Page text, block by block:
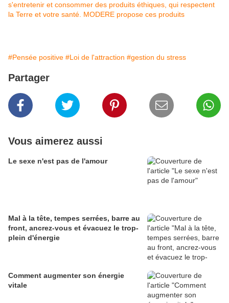
#Pensée positive #Loi de l'attraction #gestion du stress
Partager
Vous aimerez aussi
Le sexe n'est pas de l'amour
Mal à la tête, tempes serrées, barre au
front, ancrez-vous et évacuez le trop-
plein d'énergie
Comment augmenter son énergie
vitale